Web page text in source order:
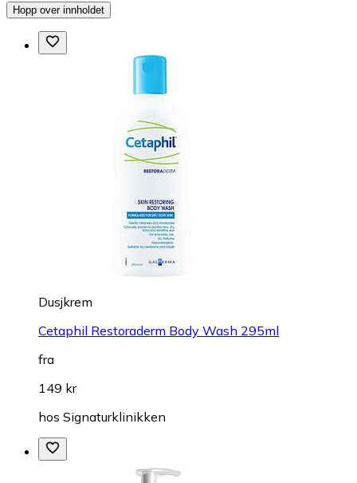
Hopp over innholdet
Dusjkrem
Cetaphil Restoraderm Body Wash 295ml
fra
149 kr
hos Signaturklinikken